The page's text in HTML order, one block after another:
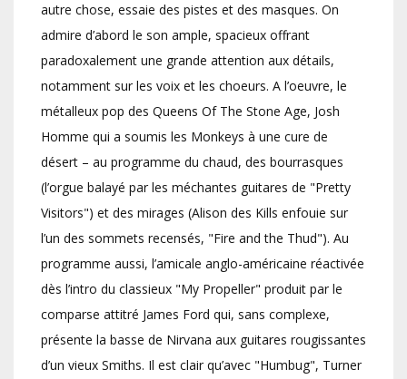
autre chose, essaie des pistes et des masques. On
admire d’abord le son ample, spacieux offrant
paradoxalement une grande attention aux détails,
notamment sur les voix et les choeurs. A l’oeuvre, le
métalleux pop des Queens Of The Stone Age, Josh
Homme qui a soumis les Monkeys à une cure de
désert – au programme du chaud, des bourrasques
(l’orgue balayé par les méchantes guitares de "Pretty
Visitors") et des mirages (Alison des Kills enfouie sur
l’un des sommets recensés, "Fire and the Thud"). Au
programme aussi, l’amicale anglo-américaine réactivée
dès l’intro du classieux "My Propeller" produit par le
comparse attitré James Ford qui, sans complexe,
présente la basse de Nirvana aux guitares rougissantes
d’un vieux Smiths. Il est clair qu’avec "Humbug", Turner